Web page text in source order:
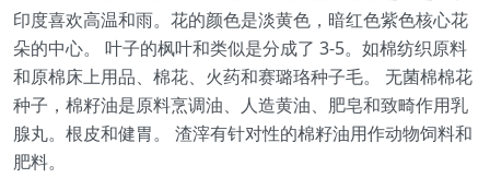
印度喜欢高温和雨。花的颜色是淡黄色，暗红色紫色核心花
朵的中心。 叶子的枫叶和类似是分成了 3-5。如棉纺织原料
和原棉床上用品、棉花、火药和赛璐珞种子毛。 无菌棉棉花
种子，棉籽油是原料烹调油、人造黄油、肥皂和致畸作用乳
腺丸。根皮和健胃。 渣滓有针对性的棉籽油用作动物饲料和
肥料。